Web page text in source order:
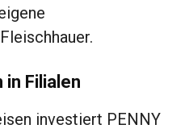
Filialen
investiert PENNY